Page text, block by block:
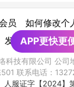
员 如何修改个
发布广告须知 |
科技有限公司 公司
501 联系电话：
人服证字【2024
APP更快更